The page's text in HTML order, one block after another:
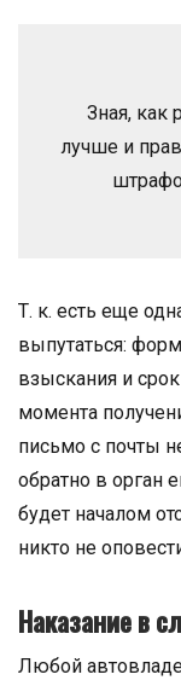
Зная, как
лучше и
Т. к. есть еще
выпутаться:
взыскания и
момента
письмо с почты
обратно в орган
будет началом
никто не
Наказание в
Любой